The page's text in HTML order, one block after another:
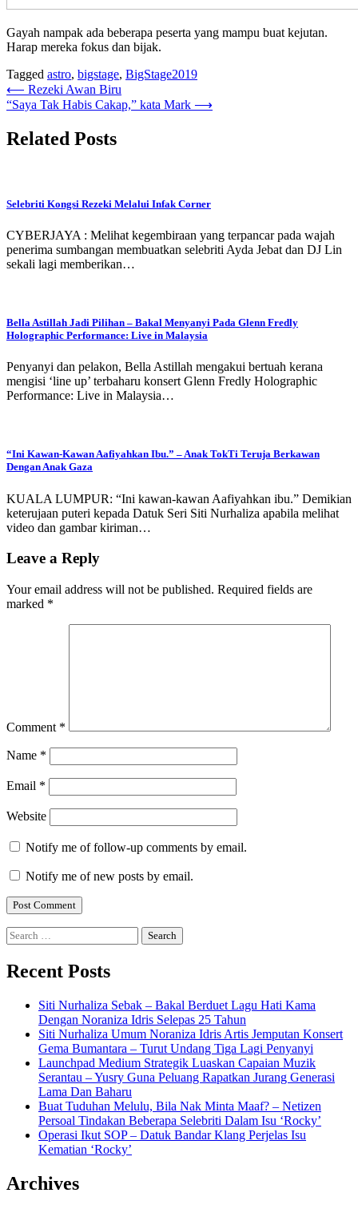
Gayah nampak ada beberapa peserta yang mampu buat kejutan.
Harap mereka fokus dan bijak.
Tagged astro, bigstage, BigStage2019
Post
navigation
⟵ Rezeki Awan Biru
“Saya Tak Habis Cakap,” kata Mark ⟶
Related Posts
Selebriti Kongsi Rezeki Melalui Infak Corner
CYBERJAYA : Melihat kegembiraan yang terpancar pada wajah
penerima sumbangan membuatkan selebriti Ayda Jebat dan DJ Lin
sekali lagi memberikan…
Bella Astillah Jadi Pilihan – Bakal Menyanyi Pada Glenn Fredly
Holographic Performance: Live in Malaysia
Penyanyi dan pelakon, Bella Astillah mengakui bertuah kerana
mengisi ‘line up’ terbaharu konsert Glenn Fredly Holographic
Performance: Live in Malaysia…
“Ini Kawan-Kawan Aafiyahkan Ibu.” – Anak TokTi Teruja Berkawan
Dengan Anak Gaza
KUALA LUMPUR: “Ini kawan-kawan Aafiyahkan ibu.” Demikian
keterujaan puteri kepada Datuk Seri Siti Nurhaliza apabila melihat
video dan gambar kiriman…
Leave a Reply
Your email address will not be published. Required fields are
marked *
Comment *
Name *
Email *
Website
Notify me of follow-up comments by email.
Notify me of new posts by email.
Search
for:
Recent Posts
Siti Nurhaliza Sebak – Bakal Berduet Lagu Hati Kama
Dengan Noraniza Idris Selepas 25 Tahun
Siti Nurhaliza Umum Noraniza Idris Artis Jemputan Konsert
Gema Bumantara – Turut Undang Tiga Lagi Penyanyi
Launchpad Medium Strategik Luaskan Capaian Muzik
Serantau – Yusry Guna Peluang Rapatkan Jurang Generasi
Lama Dan Baharu
Buat Tuduhan Melulu, Bila Nak Minta Maaf? – Netizen
Persoal Tindakan Beberapa Selebriti Dalam Isu ‘Rocky’
Operasi Ikut SOP – Datuk Bandar Klang Perjelas Isu
Kematian ‘Rocky’
Archives